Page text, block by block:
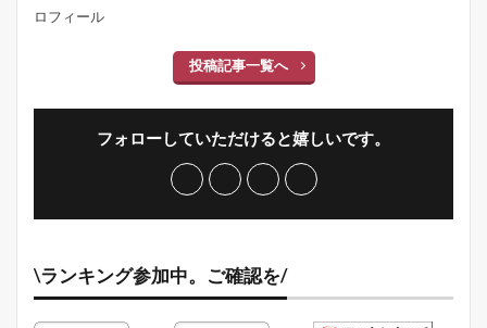
ロフィール
投稿記事一覧へ
フォローしていただけると嬉しいです。
\ランキング参加中。ご確認を/